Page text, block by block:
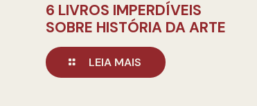
6 LIVROS IMPERDÍVEIS
SOBRE HISTÓRIA DA ARTE
LEIA MAIS